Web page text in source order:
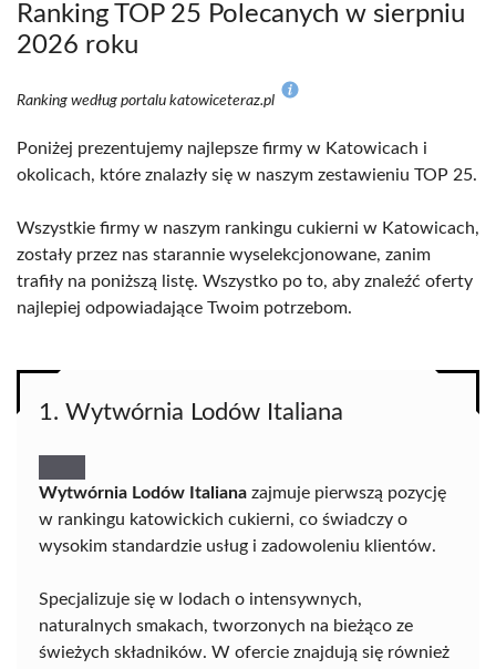
Ranking TOP 25 Polecanych w sierpniu
2026 roku
Ranking według portalu katowiceteraz.pl
Poniżej prezentujemy najlepsze firmy w Katowicach i
okolicach, które znalazły się w naszym zestawieniu TOP 25.
Wszystkie firmy w naszym rankingu cukierni w Katowicach,
zostały przez nas starannie wyselekcjonowane, zanim
trafiły na poniższą listę. Wszystko po to, aby znaleźć oferty
najlepiej odpowiadające Twoim potrzebom.
1. Wytwórnia Lodów Italiana
Wytwórnia Lodów Italiana zajmuje pierwszą pozycję
w rankingu katowickich cukierni, co świadczy o
wysokim standardzie usług i zadowoleniu klientów.
Specjalizuje się w lodach o intensywnych,
naturalnych smakach, tworzonych na bieżąco ze
świeżych składników. W ofercie znajdują się również